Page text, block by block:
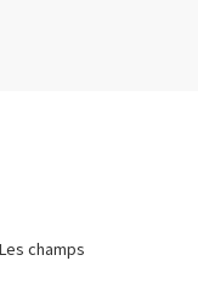
Les champs